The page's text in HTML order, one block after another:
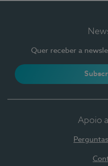
Quer receber a
Apoio